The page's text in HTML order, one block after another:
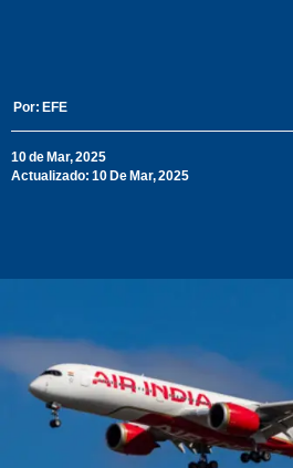
Por: EFE
10 de Mar, 2025
Actualizado: 10 De Mar, 2025